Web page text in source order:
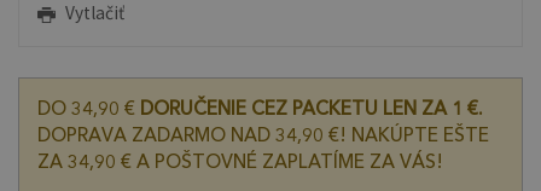
Vytlačiť
DO 34,90 € DORUČENIE CEZ PACKETU LEN ZA 1 €.
DOPRAVA ZADARMO NAD 34,90 €! NAKÚPTE EŠTE
ZA 34,90 € A POŠTOVNÉ ZAPLATÍME ZA VÁS!